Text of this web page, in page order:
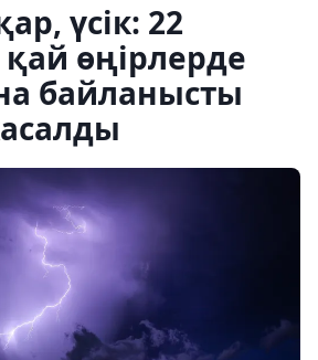
үсік: 22
өңірлерде
байланысты